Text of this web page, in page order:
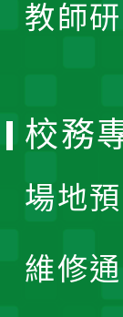
教師
校務
場地
維修